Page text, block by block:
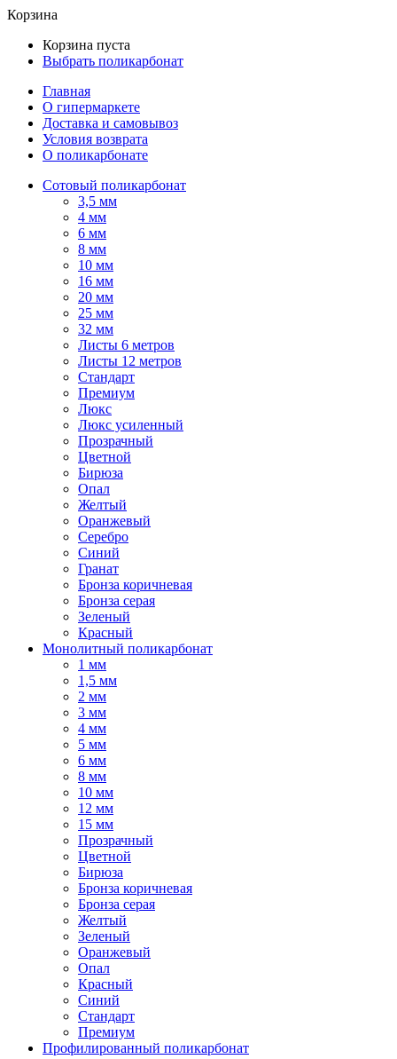
Корзина
Корзина пуста
Выбрать поликарбонат
Главная
О гипермаркете
Доставка и самовывоз
Условия возврата
О поликарбонате
Сотовый поликарбонат
3,5 мм
4 мм
6 мм
8 мм
10 мм
16 мм
20 мм
25 мм
32 мм
Листы 6 метров
Листы 12 метров
Стандарт
Премиум
Люкс
Люкс усиленный
Прозрачный
Цветной
Бирюза
Опал
Желтый
Оранжевый
Серебро
Синий
Гранат
Бронза коричневая
Бронза серая
Зеленый
Красный
Монолитный поликарбонат
1 мм
1,5 мм
2 мм
3 мм
4 мм
5 мм
6 мм
8 мм
10 мм
12 мм
15 мм
Прозрачный
Цветной
Бирюза
Бронза коричневая
Бронза серая
Желтый
Зеленый
Оранжевый
Опал
Красный
Синий
Стандарт
Премиум
Профилированный поликарбонат